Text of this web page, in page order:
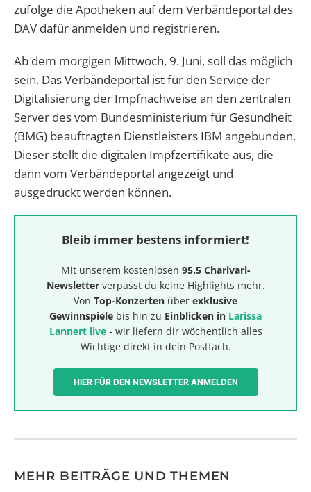
zufolge die Apotheken auf dem Verbändeportal des
DAV dafür anmelden und registrieren.
Ab dem morgigen Mittwoch, 9. Juni, soll das möglich
sein. Das Verbändeportal ist für den Service der
Digitalisierung der Impfnachweise an den zentralen
Server des vom Bundesministerium für Gesundheit
(BMG) beauftragten Dienstleisters IBM angebunden.
Dieser stellt die digitalen Impfzertifikate aus, die
dann vom Verbändeportal angezeigt und
ausgedruckt werden können.
Bleib immer bestens informiert!
Mit unserem kostenlosen 95.5 Charivari-
Newsletterverpasst du keine Highlights mehr.
Von Top-Konzerten über exklusive
Gewinnspiele bis hin zu Einblicken in Larissa
Lannert live- wir liefern dir wöchentlich alles
Wichtige direkt in dein Postfach.
HIER FÜR DEN NEWSLETTER ANMELDEN
MEHR BEITRÄGE UND THEMEN